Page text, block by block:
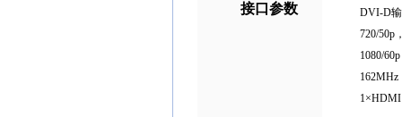
接口参数
DVI-D输
720/50p
1080/
162MHz
1×HDMI